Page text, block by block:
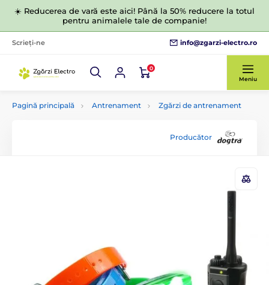
☀️ Reducerea de vară este aici! Până la 50% reducere la totul
pentru animalele tale de companie!
Scrieți-ne info@zgarzi-electro.ro
0
Meniu
Pagină principală Antrenament Zgărzi de antrenament
Producător